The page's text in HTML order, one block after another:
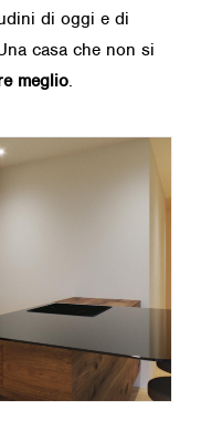
di oggi e di
casa che non si
meglio.